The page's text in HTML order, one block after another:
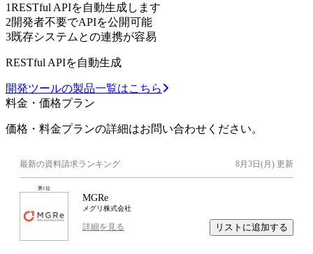
1RESTful APIを自動生成します
2開発者不要でAPIを公開可能
3既存システムとの連携が容易
RESTful APIを自動生成
開発ツールの製品一覧はこちら
料金・価格プラン
価格・料金プランの詳細はお問い合わせください。
最新の資料請求ランキング 8月3日(月) 更新
第1位
MGRe
メグリ株式会社
詳細を見る リストに追加する